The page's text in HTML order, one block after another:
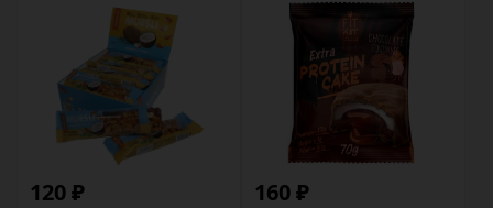
120 ₽ 160 ₽